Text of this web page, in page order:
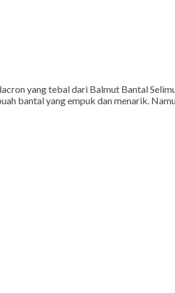
yang tebal dari Balmut Bantal
bantal yang empuk dan menarik.